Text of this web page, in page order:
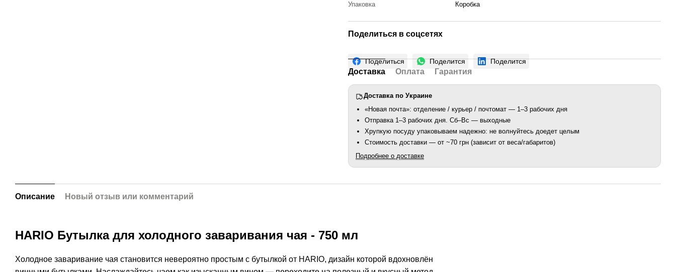
Упаковка
Коробка
Поделиться в соцсетях
Поделиться Поделится Поделится
Доставка Оплата Гарантия
Доставка по Украине
«Новая почта»: отделение / курьер / почтомат — 1–3 рабочих дня
Отправка 1–3 рабочих дня. Сб–Вс — выходные
Хрупкую посуду упаковываем надежно: не волнуйтесь доедет целым
Стоимость доставки — от ~70 грн (зависит от веса/габаритов)
Подробнее о доставке
Описание Новый отзыв или комментарий
HARIO Бутылка для холодного заваривания чая - 750 мл
Холодное заваривание чая становится невероятно простым с бутылкой от HARIO, дизайн которой вдохновлён